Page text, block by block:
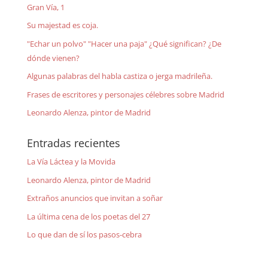
Gran Vía, 1
Su majestad es coja.
"Echar un polvo" "Hacer una paja" ¿Qué significan? ¿De
dónde vienen?
Algunas palabras del habla castiza o jerga madrileña.
Frases de escritores y personajes célebres sobre Madrid
Leonardo Alenza, pintor de Madrid
Entradas recientes
La Vía Láctea y la Movida
Leonardo Alenza, pintor de Madrid
Extraños anuncios que invitan a soñar
La última cena de los poetas del 27
Lo que dan de sí los pasos-cebra